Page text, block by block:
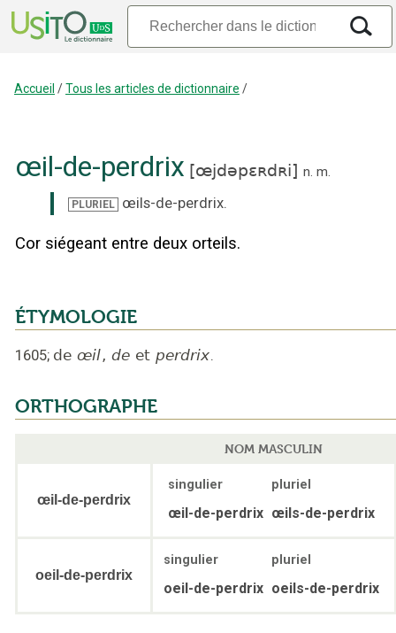
Accueil /Tous les articles de dictionnaire /
œil-de-perdrix [œjdəpɛʀdʀi] n. m.
PLURIEL œils-de-perdrix.
Cor siégeant entre deux orteils.
ÉTYMOLOGIE
1605; de œil, de et perdrix.
ORTHOGRAPHE
NOM MASCULIN
œil-de-perdrix
singulier pluriel
œil-de-perdrix œils-de-perdrix
oeil-de-perdrix
singulier pluriel
oeil-de-perdrix oeils-de-perdrix